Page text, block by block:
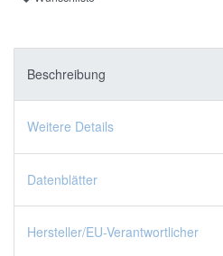
Beschreibung
Weitere Details
Datenblätter
Hersteller/EU-Verantwortlicher